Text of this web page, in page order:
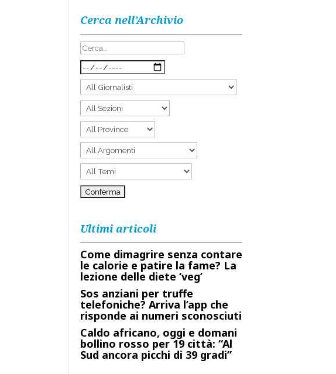
Cerca nell’Archivio
Ultimi articoli
Come dimagrire senza contare
le calorie e patire la fame? La
lezione delle diete ‘veg’
Sos anziani per truffe
telefoniche? Arriva l’app che
risponde ai numeri sconosciuti
Caldo africano, oggi e domani
bollino rosso per 19 città: “Al
Sud ancora picchi di 39 gradi”